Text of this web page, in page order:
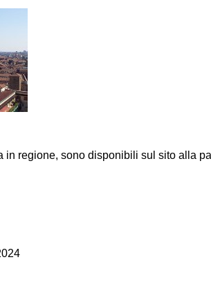
in regione, sono disponibili sul sito alla